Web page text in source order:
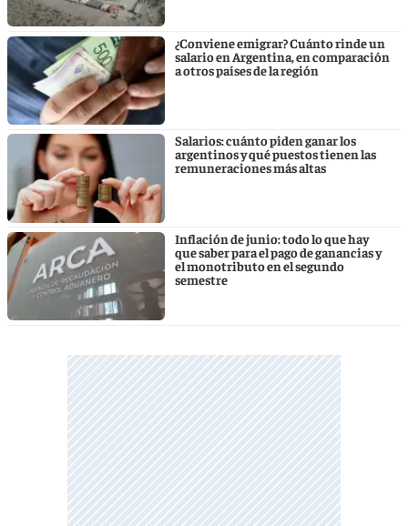
¿Conviene emigrar? Cuánto rinde un
salario en Argentina, en comparación
a otros países de la región
Salarios: cuánto piden ganar los
argentinos y qué puestos tienen las
remuneraciones más altas
Inflación de junio: todo lo que hay
que saber para el pago de ganancias y
el monotributo en el segundo
semestre